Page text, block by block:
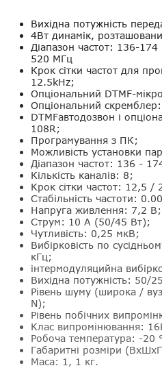
Вихідна потужність
4Вт динамік,
Діапазон частот: 136-
520 МГц
Крок сітки частот для
12.5kHz;
Опціональний DTMF-
Опціональний
DTMFавтодозвон і
108R;
Програмування з ПК;
Можливість установки
Діапазон частот: 136 -
Кількість каналів: 8;
Крок сітки частот: 12,5 /
Стабільність частоти:
Напруга живлення: 7,2 В;
Струм: 10 А (50/45 Вт);
Чутливість: 0,25 мкВ;
Вибірковість по
кГц;
інтермодуляцийна
Вихідна потужність: 50/
Рівень шуму (широка /
N);
Рівень побічних
Клас випромінювання:
Робоча температура: -
Габаритні розміри
Маса: 1, 1 кг.